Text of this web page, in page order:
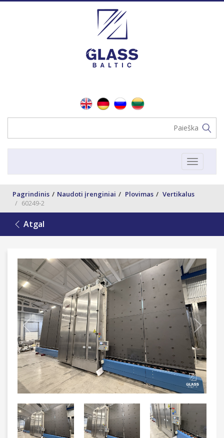
Toggle
Pagrindinis Naudoti įrenginiai Plovimas
Vertikalus
60249-2
Atgal